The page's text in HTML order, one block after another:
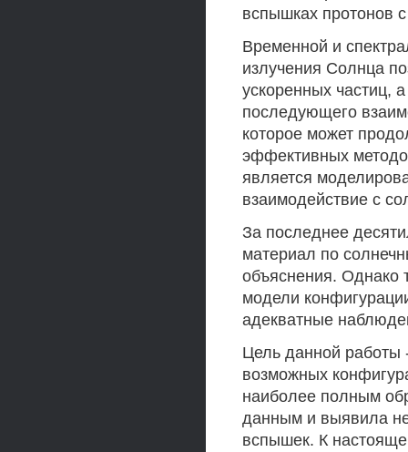
вспышках протонов
Временной и
излучения Солнца
ускоренных частиц,
последующего
которое может
эффективных
является
взаимодействие с
За последнее
материал по
объяснения. Однако
модели
адекватные
Цель данной работы
возможных
наиболее полным
данным и выявила
вспышек. К